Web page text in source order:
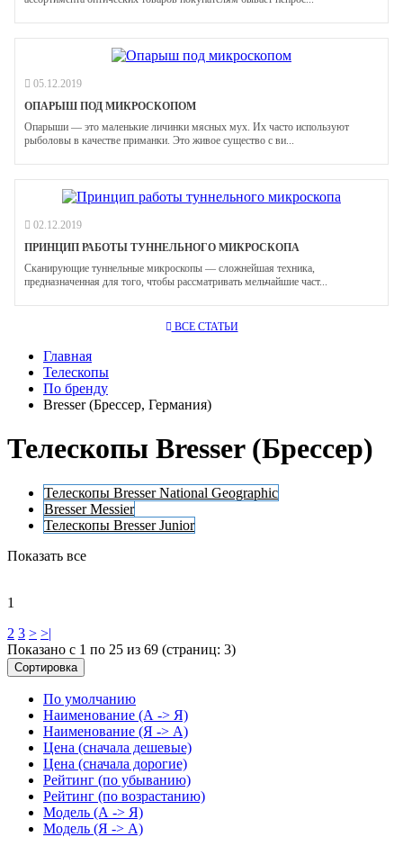
05.12.2019
ОПАРЫШ ПОД МИКРОСКОПОМ
Опарыши — это маленькие личинки мясных мух. Их часто используют
рыболовы в качестве приманки. Это живое существо с ви...
02.12.2019
ПРИНЦИП РАБОТЫ ТУННЕЛЬНОГО МИКРОСКОПА
Сканирующие туннельные микроскопы — сложнейшая техника,
предназначенная для того, чтобы рассматривать мельчайшие част...
ВСЕ СТАТЬИ
Главная
Телескопы
По бренду
Bresser (Брессер, Германия)
Телескопы Bresser (Брессер)
Телескопы Bresser National Geographic
Bresser Messier
Телескопы Bresser Junior
Показать все
1
2 3 > >|
Показано с 1 по 25 из 69 (страниц: 3)
Сортировка
По умолчанию
Наименование (А -> Я)
Наименование (Я -> А)
Цена (сначала дешевые)
Цена (сначала дорогие)
Рейтинг (по убыванию)
Рейтинг (по возрастанию)
Модель (А -> Я)
Модель (Я -> А)